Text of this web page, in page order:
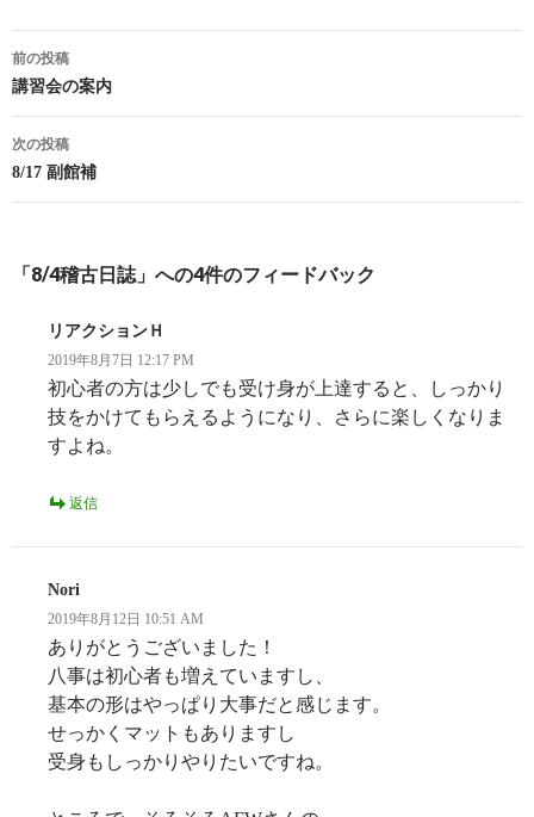
投
稿
ナ
ビ
ー
前の投稿
講習会の案内
次の投稿
8/17 副館補
「8/4稽古日誌」への4件のフィードバック
リアクションＨ
2019年8月7日 12:17 PM
初心者の方は少しでも受け身が上達すると、しっかり
技をかけてもらえるようになり、さらに楽しくなりま
すよね。
返信
Nori
2019年8月12日 10:51 AM
ありがとうございました！
八事は初心者も増えていますし、
基本の形はやっぱり大事だと感じます。
せっかくマットもありますし
受身もしっかりやりたいですね。